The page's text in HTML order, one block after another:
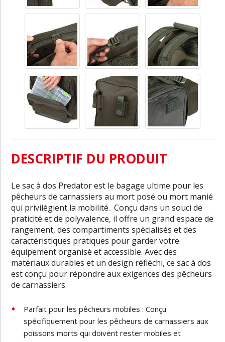
DESCRIPTIF DU PRODUIT
Le sac à dos Predator est le bagage ultime pour les
pêcheurs de carnassiers au mort posé ou mort manié
qui privilégient la mobilité. Conçu dans un souci de
praticité et de polyvalence, il offre un grand espace de
rangement, des compartiments spécialisés et des
caractéristiques pratiques pour garder votre
équipement organisé et accessible. Avec des
matériaux durables et un design réfléchi, ce sac à dos
est conçu pour répondre aux exigences des pêcheurs
de carnassiers.
Parfait pour les pêcheurs mobiles : Conçu
spécifiquement pour les pêcheurs de carnassiers aux
poissons morts qui doivent rester mobiles et